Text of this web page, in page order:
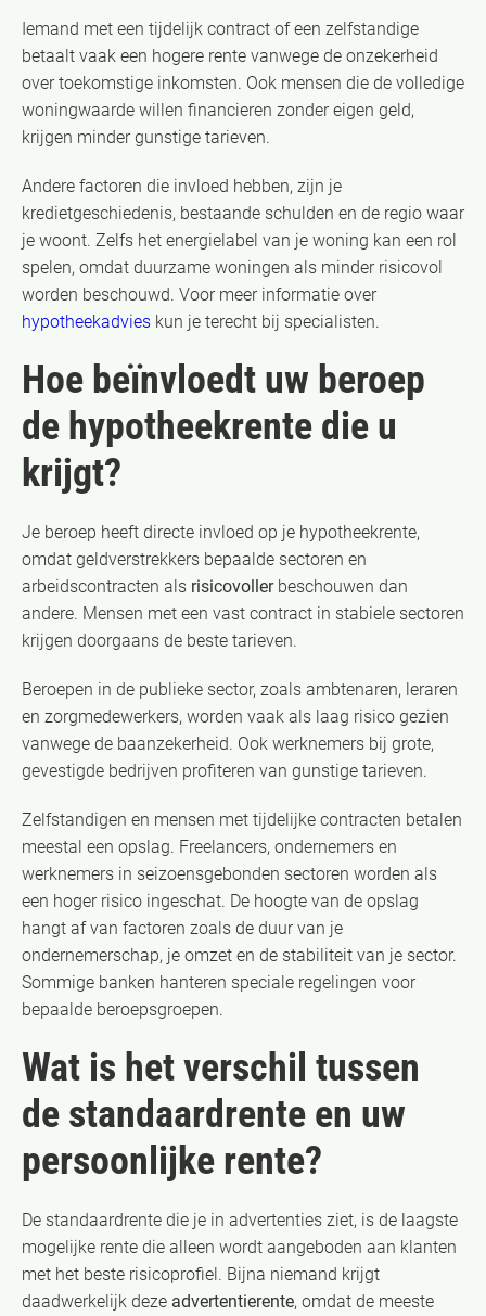
Iemand met een tijdelijk contract of een zelfstandige
betaalt vaak een hogere rente vanwege de onzekerheid
over toekomstige inkomsten. Ook mensen die de volledige
woningwaarde willen financieren zonder eigen geld,
krijgen minder gunstige tarieven.
Andere factoren die invloed hebben, zijn je
kredietgeschiedenis, bestaande schulden en de regio waar
je woont. Zelfs het energielabel van je woning kan een rol
spelen, omdat duurzame woningen als minder risicovol
worden beschouwd. Voor meer informatie over
hypotheekadvies kun je terecht bij specialisten.
Hoe beïnvloedt uw beroep
de hypotheekrente die u
krijgt?
Je beroep heeft directe invloed op je hypotheekrente,
omdat geldverstrekkers bepaalde sectoren en
arbeidscontracten als risicovollerbeschouwen dan
andere. Mensen met een vast contract in stabiele sectoren
krijgen doorgaans de beste tarieven.
Beroepen in de publieke sector, zoals ambtenaren, leraren
en zorgmedewerkers, worden vaak als laag risico gezien
vanwege de baanzekerheid. Ook werknemers bij grote,
gevestigde bedrijven profiteren van gunstige tarieven.
Zelfstandigen en mensen met tijdelijke contracten betalen
meestal een opslag. Freelancers, ondernemers en
werknemers in seizoensgebonden sectoren worden als
een hoger risico ingeschat. De hoogte van de opslag
hangt af van factoren zoals de duur van je
ondernemerschap, je omzet en de stabiliteit van je sector.
Sommige banken hanteren speciale regelingen voor
bepaalde beroepsgroepen.
Wat is het verschil tussen
de standaardrente en uw
persoonlijke rente?
De standaardrente die je in advertenties ziet, is de laagste
mogelijke rente die alleen wordt aangeboden aan klanten
met het beste risicoprofiel. Bijna niemand krijgt
daadwerkelijk deze advertentierente, omdat de meeste